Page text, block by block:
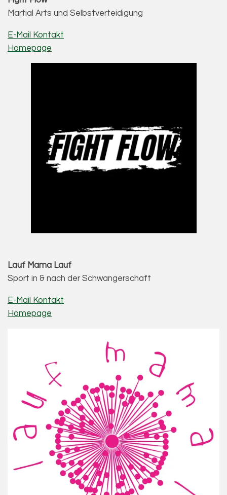
Martial Arts und Selbstverteidigung
E-Mail Kontakt
Homepage
Lauf Mama Lauf
Sport in & nach der Schwangerschaft
E-Mail Kontakt
Homepage